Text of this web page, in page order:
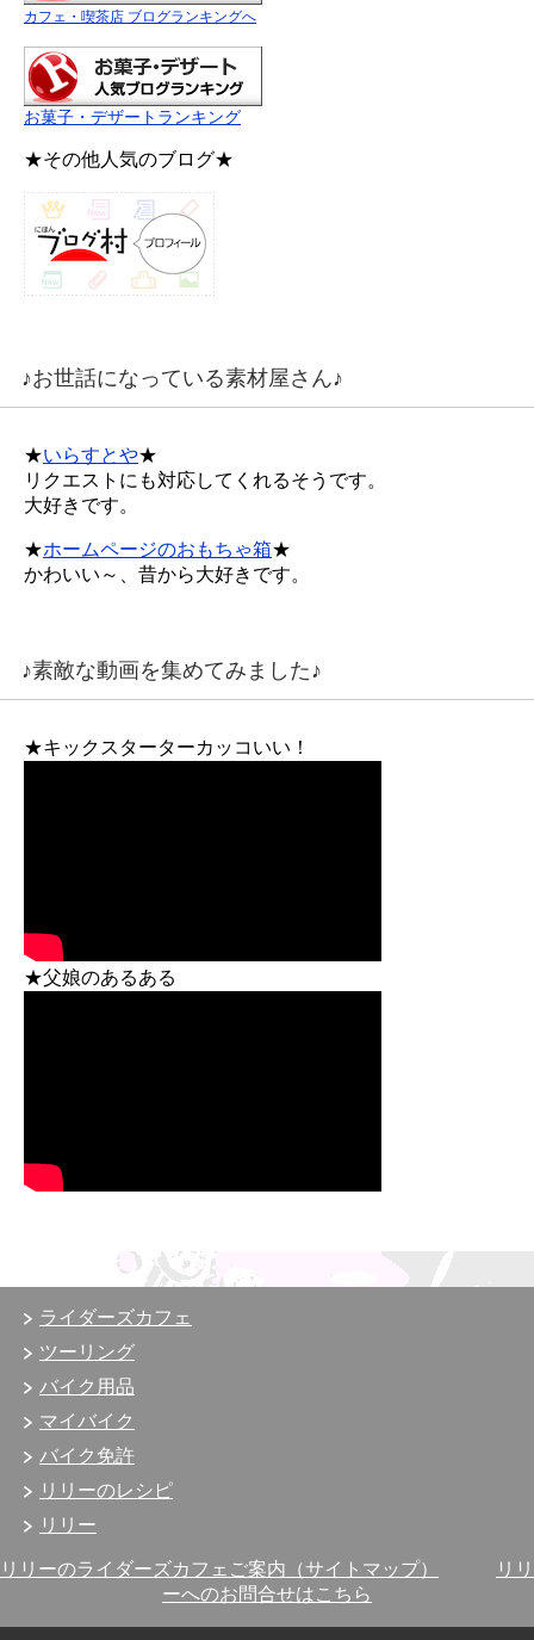
カフェ・喫茶店 ブログランキングへ
お菓子・デザートランキング
★その他人気のブログ★
♪お世話になっている素材屋さん♪
★いらすとや★
リクエストにも対応してくれるそうです。
大好きです。
★ホームページのおもちゃ箱★
かわいい～、昔から大好きです。
♪素敵な動画を集めてみました♪
★キックスターターカッコいい！
★父娘のあるある
ライダーズカフェ
ツーリング
バイク用品
マイバイク
バイク免許
リリーのレシピ
リリー
リリーのライダーズカフェご案内（サイトマップ）
リリ
ーへのお問合せはこちら